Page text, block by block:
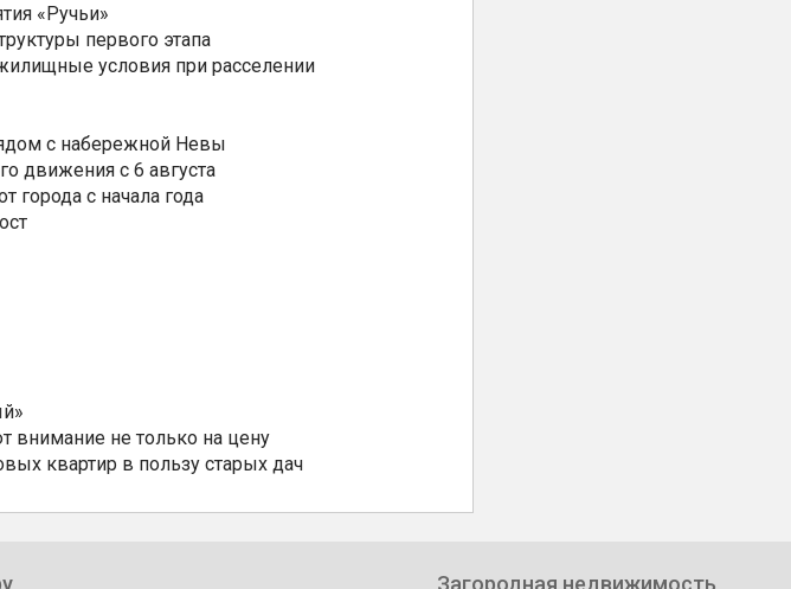
«Ручьи»
первого этапа
условия при расселении
с набережной Невы
движения с 6 августа
города с начала года
внимание не только на цену
квартир в пользу старых дач